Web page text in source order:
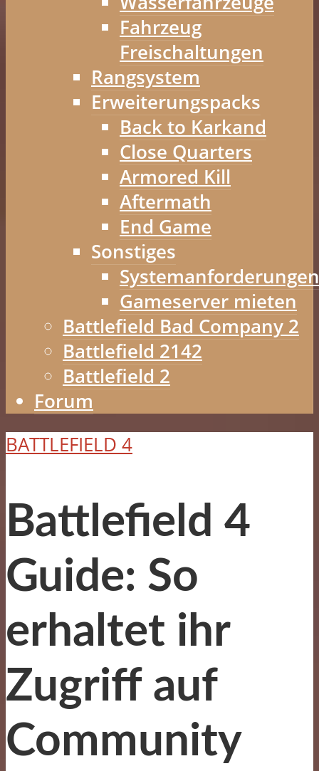
Fahrzeug
Freischaltungen
Rangsystem
Erweiterungspacks
Back to Karkand
Close Quarters
Armored Kill
Aftermath
End Game
Sonstiges
Systemanforderungen
Gameserver mieten
Battlefield Bad Company 2
Battlefield 2142
Battlefield 2
Forum
BATTLEFIELD 4
Battlefield 4
Guide: So
erhaltet ihr
Zugriff auf
Community